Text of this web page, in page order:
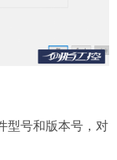
型号和版本号，对